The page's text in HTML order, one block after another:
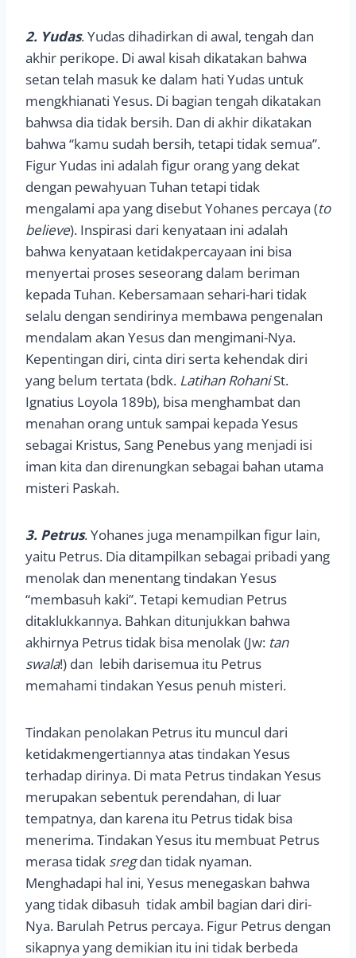
2. Yudas. Yudas dihadirkan di awal, tengah dan
akhir perikope. Di awal kisah dikatakan bahwa
setan telah masuk ke dalam hati Yudas untuk
mengkhianati Yesus. Di bagian tengah dikatakan
bahwsa dia tidak bersih. Dan di akhir dikatakan
bahwa “kamu sudah bersih, tetapi tidak semua”.
Figur Yudas ini adalah figur orang yang dekat
dengan pewahyuan Tuhan tetapi tidak
mengalami apa yang disebut Yohanes percaya (to
believe). Inspirasi dari kenyataan ini adalah
bahwa kenyataan ketidakpercayaan ini bisa
menyertai proses seseorang dalam beriman
kepada Tuhan. Kebersamaan sehari-hari tidak
selalu dengan sendirinya membawa pengenalan
mendalam akan Yesus dan mengimani-Nya.
Kepentingan diri, cinta diri serta kehendak diri
yang belum tertata (bdk. Latihan RohaniSt.
Ignatius Loyola 189b), bisa menghambat dan
menahan orang untuk sampai kepada Yesus
sebagai Kristus, Sang Penebus yang menjadi isi
iman kita dan direnungkan sebagai bahan utama
misteri Paskah.
3. Petrus. Yohanes juga menampilkan figur lain,
yaitu Petrus. Dia ditampilkan sebagai pribadi yang
menolak dan menentang tindakan Yesus
“membasuh kaki”. Tetapi kemudian Petrus
ditaklukkannya. Bahkan ditunjukkan bahwa
akhirnya Petrus tidak bisa menolak (Jw: tan
swala!) dan lebih darisemua itu Petrus
memahami tindakan Yesus penuh misteri.
Tindakan penolakan Petrus itu muncul dari
ketidakmengertiannya atas tindakan Yesus
terhadap dirinya. Di mata Petrus tindakan Yesus
merupakan sebentuk perendahan, di luar
tempatnya, dan karena itu Petrus tidak bisa
menerima. Tindakan Yesus itu membuat Petrus
merasa tidak sregdan tidak nyaman.
Menghadapi hal ini, Yesus menegaskan bahwa
yang tidak dibasuh tidak ambil bagian dari diri-
Nya. Barulah Petrus percaya. Figur Petrus dengan
sikapnya yang demikian itu ini tidak berbeda